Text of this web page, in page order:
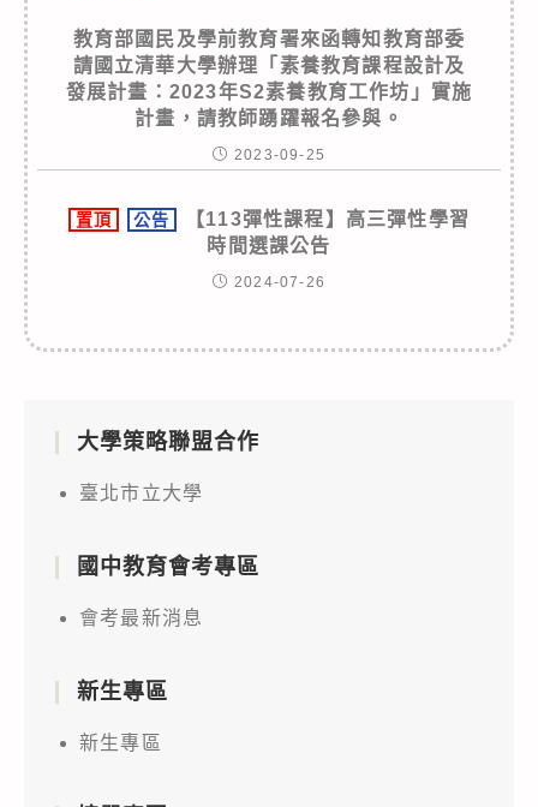
教育部國民及學前教育署來函轉知教育部委
請國立清華大學辦理「素養教育課程設計及
發展計畫：2023年S2素養教育工作坊」實施
計畫，請教師踴躍報名參與。
2023-09-25
置頂 公告
【113彈性課程】高三彈性學習
時間選課公告
2024-07-26
大學策略聯盟合作
臺北市立大學
國中教育會考專區
會考最新消息
新生專區
新生專區